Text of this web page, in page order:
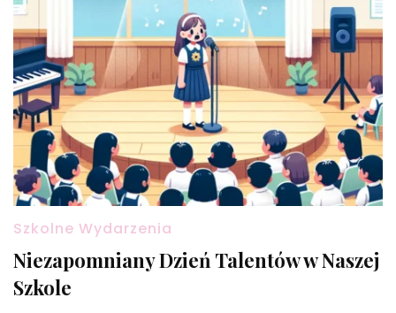
Szkolne Wydarzenia
Niezapomniany Dzień Talentów w Naszej
Szkole